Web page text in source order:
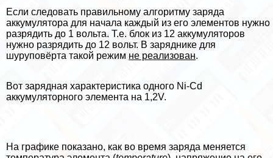
Если следовать правильному алгоритму заряда
аккумулятора для начала каждый из его элементов нужно
разрядить до 1 вольта. Т.е. блок из 12 аккумуляторов
нужно разрядить до 12 вольт. В заряднике для
шуруповёрта такой режим не реализован.
Вот зарядная хаpaктеристика одного Ni-Cd
аккумуляторного элемента на 1,2V.
На графике показано, как во время заряда меняется